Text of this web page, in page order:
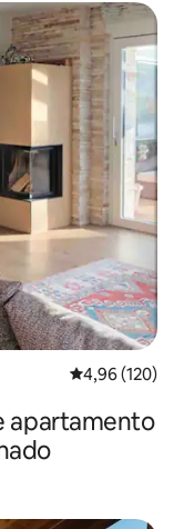
4,96 de uma
4,96 (120)
apartamento